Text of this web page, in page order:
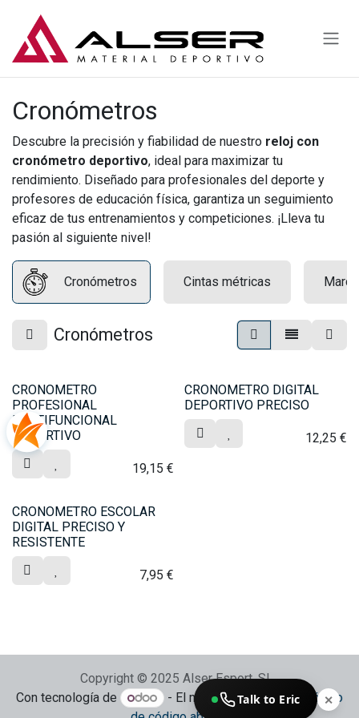
Cronómetros
Descubre la precisión y fiabilidad de nuestro reloj con
cronómetro deportivo, ideal para maximizar tu
rendimiento. Diseñado para profesionales del deporte y
profesores de educación física, garantiza un seguimiento
eficaz de tus entrenamientos y competiciones. ¡Lleva tu
pasión al siguiente nivel!
Cronómetros Cintas métricas
Cronómetros
CRONOMETRO
PROFESIONAL
MULTIFUNCIONAL
DEPORTIVO
19,15 €
CRONOMETRO DIGITAL
DEPORTIVO PRECISO
12,25 €
CRONOMETRO ESCOLAR
DIGITAL PRECISO Y
RESISTENTE
7,95 €
Copyright © 2025 Alser Esport, SL
Con tecnología de
- El mejorComercio electrónico
Talk to Eric ✕